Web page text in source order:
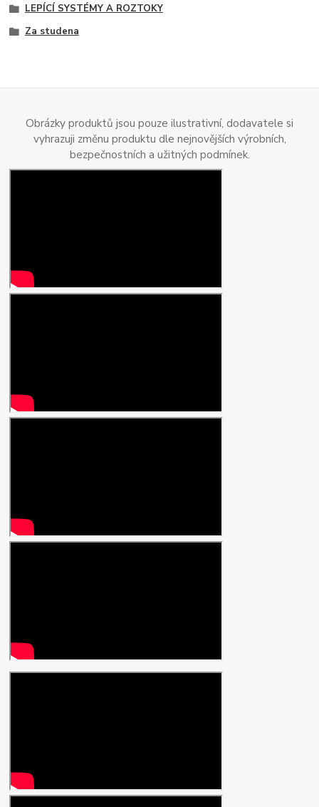
LEPÍCÍ SYSTÉMY A ROZTOKY
Za studena
Obrázky produktů jsou pouze ilustrativní, dodavatele si
vyhrazuji změnu produktu dle nejnovějších výrobních,
bezpečnostních a užitných podmínek.